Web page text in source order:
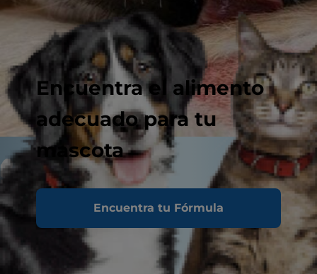
Encuentra el alimento
adecuado para tu
mascota
Encuentra tu Fórmula